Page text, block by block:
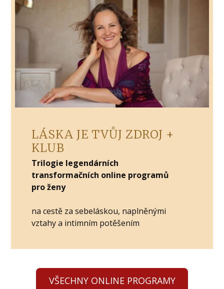
LÁSKA JE TVŮJ ZDROJ +
KLUB
Trilogie legendárních
transformačních online programů
pro ženy
na cestě za sebeláskou, naplněnými
vztahy a intimním potěšením
VŠECHNY ONLINE PROGRAMY